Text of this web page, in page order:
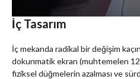
İç Tasarım
İç mekanda radikal bir değişim
dokunmatik ekran (muhtemelen
fiziksel düğmelerin azalması ve